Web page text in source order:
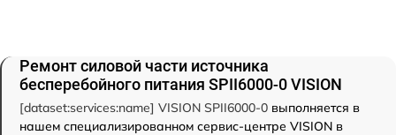
Ремонт силовой части источника
бесперебойного питания SPII6000-0 VISION
[dataset:services:name] VISION SPII6000-0 выполняется в
нашем специализированном сервис-центре VISION в